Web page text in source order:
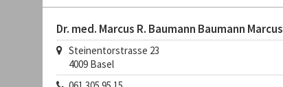
Dr. med. Marcus R. Baumann Baumann Marcus
Steinentorstrasse 23
4009 Basel